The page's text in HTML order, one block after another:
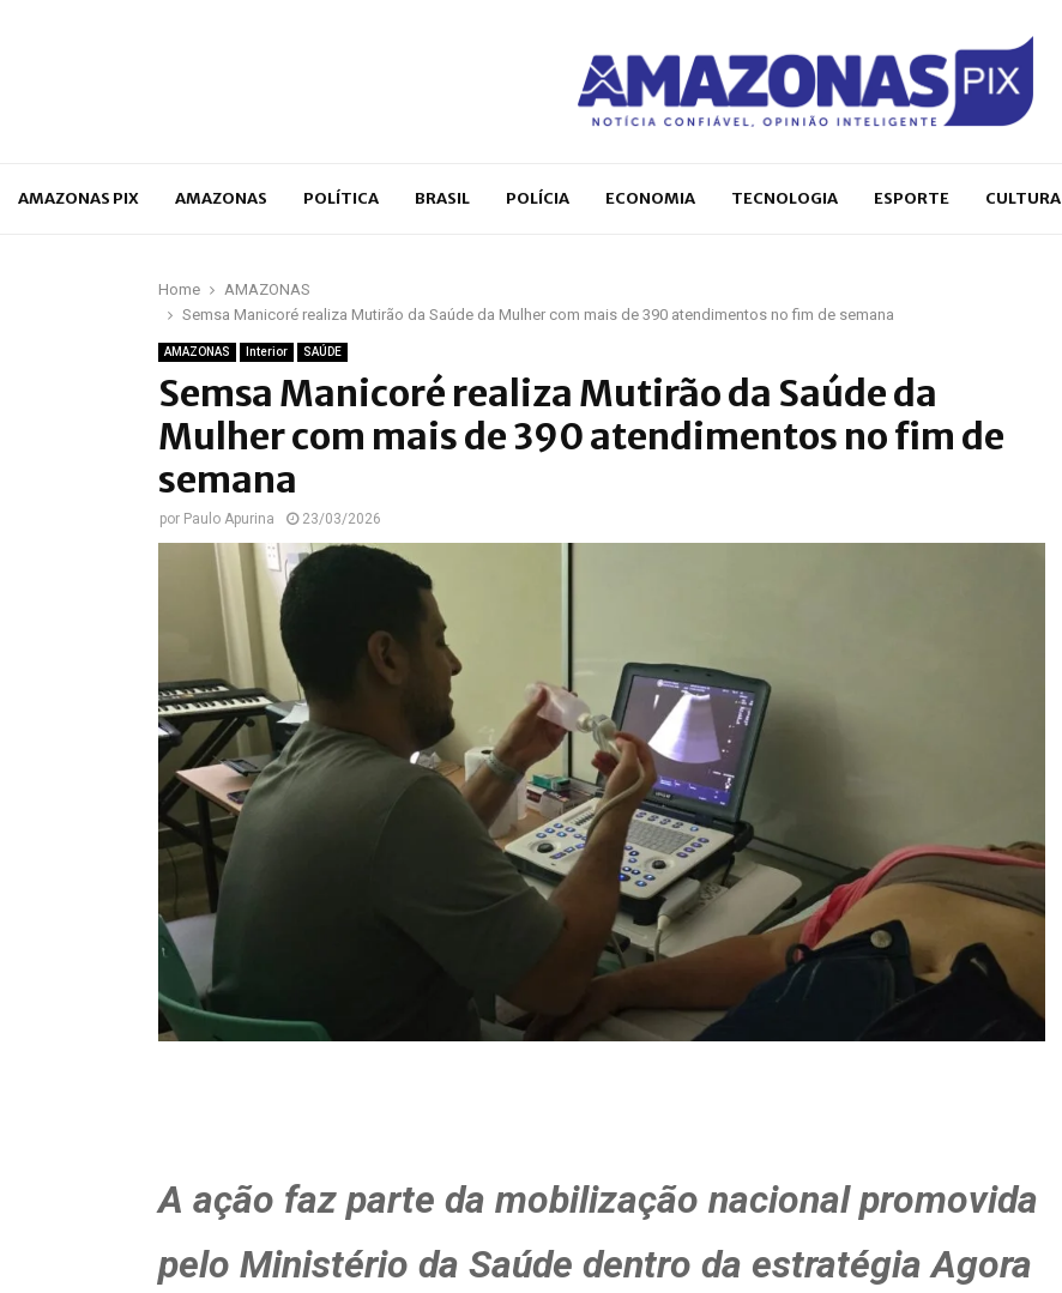
AMAZONAS PIX AMAZONAS POLÍTICA BRASIL POLÍCIA ECONOMIA TECNOLOGIA ESPORTE CULTURA
Home
AMAZONAS
Semsa Manicoré realiza Mutirão da Saúde da Mulher com mais de 390 atendimentos no fim de semana
AMAZONAS Interior SAÚDE
Semsa Manicoré realiza Mutirão da Saúde da
Mulher com mais de 390 atendimentos no fim de
semana
por Paulo Apurina 23/03/2026
A ação faz parte da mobilização nacional promovida
pelo Ministério da Saúde dentro da estratégia Agora